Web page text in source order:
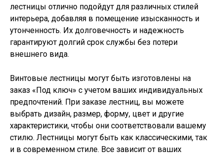
лестницы отлично подойдут для различных стилей
интерьера, добавляя в помещение изысканность и
утонченность. Их долговечность и надежность
гарантируют долгий срок службы без потери
внешнего вида.
Винтовые лестницы могут быть изготовлены на
заказ «Под ключ» с учетом ваших индивидуальных
предпочтений. При заказе лестниц, вы можете
выбрать дизайн, размер, форму, цвет и другие
характеристики, чтобы они соответствовали вашему
стилю. Лестницы могут быть как классическими, так
и в современном стиле. Все зависит от ваших